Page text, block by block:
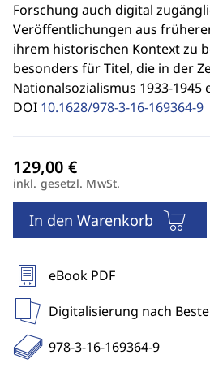
Forschung auch digital
Veröffentlichungen aus
ihrem historischen Kontext zu
besonders für Titel, die in der
Nationalsozialismus 1933-1945
DOI 10.1628/978-3-16-169364-9
inkl. gesetzl. MwSt.
In den Warenkorb
eBook PDF
Digitalisierung nach
978-3-16-169364-9